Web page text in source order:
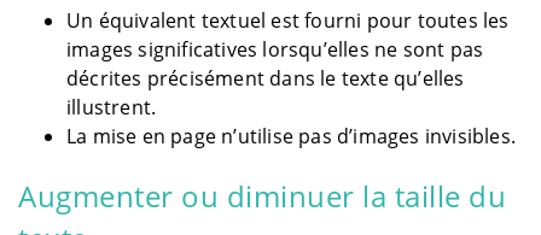
Un équivalent textuel est fourni pour toutes les
images significatives lorsqu’elles ne sont pas
décrites précisément dans le texte qu’elles
illustrent.
La mise en page n’utilise pas d’images invisibles.
Augmenter ou diminuer la taille du